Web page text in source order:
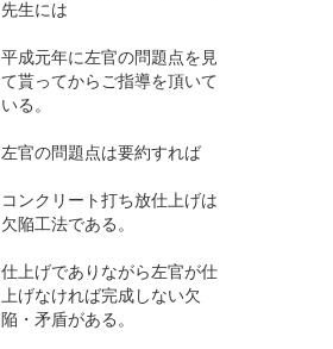
先生には
平成元年に左官の問題点を見
て貰ってからご指導を頂いて
いる。
左官の問題点は要約すれば
コンクリート打ち放仕上げは
欠陥工法である。
仕上げでありながら左官が仕
上げなければ完成しない欠
陥・矛盾がある。